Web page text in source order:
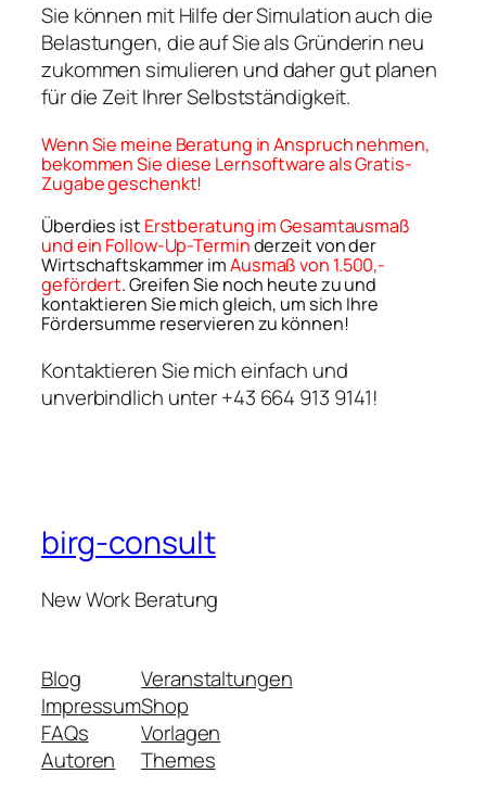
Sie können mit Hilfe der Simulation auch die
Belastungen, die auf Sie als Gründerin neu
zukommen simulieren und daher gut planen
für die Zeit Ihrer Selbstständigkeit.
Wenn Sie meine Beratung in Anspruch nehmen,
bekommen Sie diese Lernsoftware als Gratis-
Zugabe geschenkt!
Überdies ist Erstberatung im Gesamtausmaß
und ein Follow-Up-Terminderzeit von der
Wirtschaftskammer imAusmaß von 1.500,-
gefördert. Greifen Sie noch heute zu und
kontaktieren Sie mich gleich, um sich Ihre
Fördersumme reservieren zu können!
Kontaktieren Sie mich einfach und
unverbindlich unter +43 664 913 9141!
birg-consult
New Work Beratung
Blog
Impressum
FAQs
Autoren
Veranstaltungen
Shop
Vorlagen
Themes